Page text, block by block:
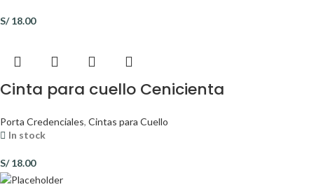
S/18.00
Cinta para cuello Cenicienta
Porta Credenciales, Cintas para Cuello
In stock
S/18.00